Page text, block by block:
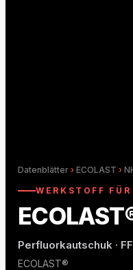
Datenblätter › ECOLAST ›
WERKSTOFF
Perfluorkautschuk ·
ECOLAST®